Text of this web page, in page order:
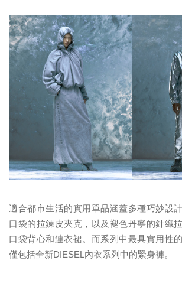
適合都市生活的實用單品涵蓋多種巧妙設
口袋的拉鍊皮夾克，以及褪色丹寧的針織
口袋背心和連衣裙。而系列中最具實用性
僅包括全新DIESEL內衣系列中的緊身褲。